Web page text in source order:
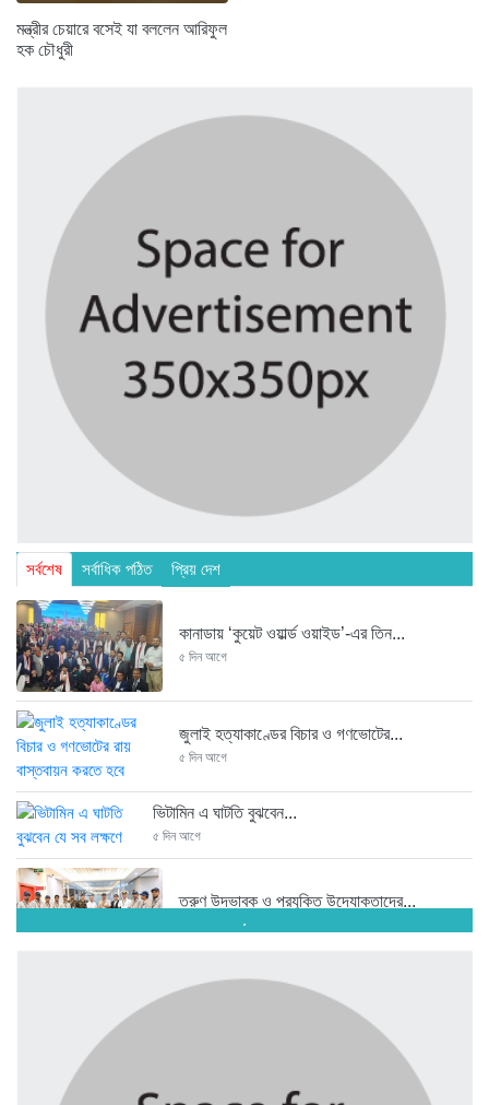
মন্ত্রীর চেয়ারে বসেই যা বললেন আরিফুল
হক চৌধুরী
সর্বশেষ সর্বাধিক পঠিত প্রিয় দেশ
কানাডায় ‘কুয়েট ওয়ার্ল্ড ওয়াইড’-এর তিন...
৫ দিন আগে
জুলাই হত্যাকাণ্ডের বিচার ও গণভোটের...
৫ দিন আগে
ভিটামিন এ ঘাটতি বুঝবেন...
৫ দিন আগে
তরুণ উদ্ভাবক ও প্রযুক্তি উদ্যোক্তাদের...
মাদরাসাকে অবহেলা করা শুরু মুজিব...
.